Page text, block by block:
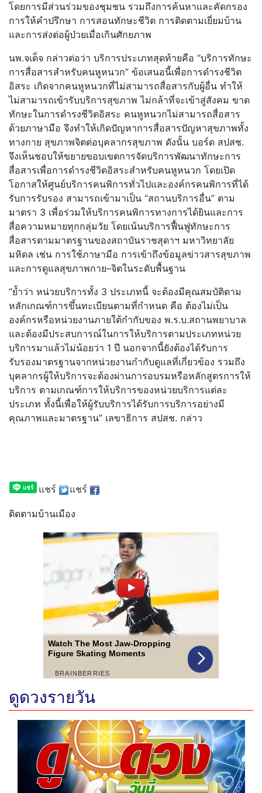
โดยการมีส่วนร่วมของชุมชน รวมถึงการค้นหาและคัดกรอง
การให้คำปรึกษา การสอนทักษะชีวิต การติดตามเยี่ยมบ้าน
และการส่งต่อผู้ป่วยเมื่อเกินศักยภาพ
นพ.จเด็จ กล่าวต่อว่า บริการประเภทสุดท้ายคือ “บริการทักษะ
การสื่อสารสำหรับคนหูหนวก” ข้อเสนอนี้เพื่อการดำรงชีวิต
อิสระ เกิดจากคนหูหนวกที่ไม่สามารถสื่อสารกับผู้อื่น ทำให้
ไม่สามารถเข้ารับบริการสุขภาพ ไม่กล้าที่จะเข้าสู่สังคม ขาด
ทักษะในการดำรงชีวิตอิสระ คนหูหนวกไม่สามารถสื่อสาร
ด้วยภาษามือ จึงทำให้เกิดปัญหาการสื่อสารปัญหาสุขภาพทั้ง
ทางกาย สุขภาพจิตต่อบุคลากรสุขภาพ ดังนั้น บอร์ด สปสช.
จึงเห็นชอบให้ขยายขอบเขตการจัดบริการพัฒนาทักษะการ
สื่อสารเพื่อการดำรงชีวิตอิสระสำหรับคนหูหนวก โดยเปิด
โอกาสให้ศูนย์บริการคนพิการทั่วไปและองค์กรคนพิการที่ได้
รับการรับรอง สามารถเข้ามาเป็น “สถานบริการอื่น” ตาม
มาตรา 3 เพื่อร่วมให้บริการคนพิการทางการได้ยินและการ
สื่อความหมายทุกกลุ่มวัย โดยเน้นบริการฟื้นฟูทักษะการ
สื่อสารตามมาตรฐานของสถาบันราชสุดาฯ มหาวิทยาลัย
มหิดล เช่น การใช้ภาษามือ การเข้าถึงข้อมูลข่าวสารสุขภาพ
และการดูแลสุขภาพกาย–จิตในระดับพื้นฐาน
“ย้ำว่า หน่วยบริการทั้ง 3 ประเภทนี้ จะต้องมีคุณสมบัติตาม
หลักเกณฑ์การขึ้นทะเบียนตามที่กำหนด คือ ต้องไม่เป็น
องค์กรหรือหน่วยงานภายใต้กำกับของ พ.ร.บ.สถานพยาบาล
และต้องมีประสบการณ์ในการให้บริการตามประเภทหน่วย
บริการมาแล้วไม่น้อยว่า 1 ปี นอกจากนี้ยังต้องได้รับการ
รับรองมาตรฐานจากหน่วยงานกำกับดูแลที่เกี่ยวข้อง รวมถึง
บุคลากรผู้ให้บริการจะต้องผ่านการอบรมหรือหลักสูตรการให้
บริการ ตามเกณฑ์การให้บริการของหน่วยบริการแต่ละ
ประเภท ทั้งนี้เพื่อให้ผู้รับบริการได้รับการบริการอย่างมี
คุณภาพและมาตรฐาน” เลขาธิการ สปสช. กล่าว
แชร์ แชร์
ติดตามบ้านเมือง
ดูดวงรายวัน